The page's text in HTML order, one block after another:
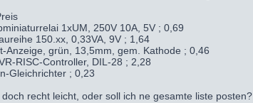
1xUM, 250V 10A, 5V ; 0,69
150.xx, 0,33VA, 9V ; 1,64
Anzeige, grün, 13,5mm, gem. Kathode ; 0,46
RISC-Controller, DIL-28 ; 2,28
Gleichrichter ; 0,23
recht leicht, oder soll ich ne gesamte liste posten?